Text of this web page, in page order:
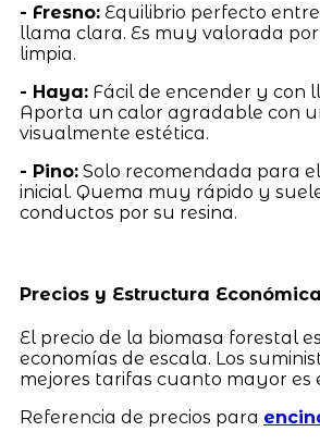
- Fresno:Equilibrio perfecto
llama clara. Es muy valorada
limpia.
- Haya:Fácil de encender y con
Aporta un calor agradable con
visualmente estética.
- Pino:Solo recomendada para
inicial. Quema muy rápido y
conductos por su resina.
Precios y Estructura
El precio de la biomasa forestal
economías de escala. Los
mejores tarifas cuanto mayor es
Referencia de precios para